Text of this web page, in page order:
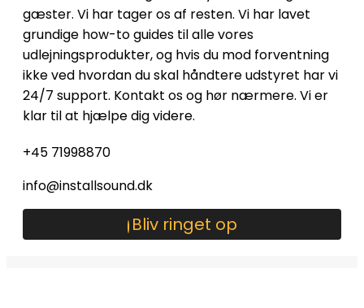
gæster. Vi har tager os af resten. Vi har lavet
grundige how-to guides til alle vores
udlejningsprodukter, og hvis du mod forventning
ikke ved hvordan du skal håndtere udstyret har vi
24/7 support. Kontakt os og hør nærmere. Vi er
klar til at hjælpe dig videre.
+45 71998870
info@installsound.dk
Bliv ringet op